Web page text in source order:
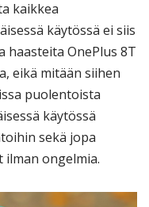
kaikkea
käytössä ei siis
haasteita OnePlus 8T
eikä mitään siihen
puolentoista
käytössä
sekä jopa
ilman ongelmia.